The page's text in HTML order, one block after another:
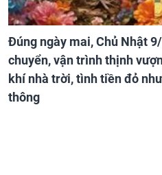
Đúng ngày mai, Chủ Nhật
chuyển, vận trình thịnh
khí nhà trời, tình tiền đỏ
thông